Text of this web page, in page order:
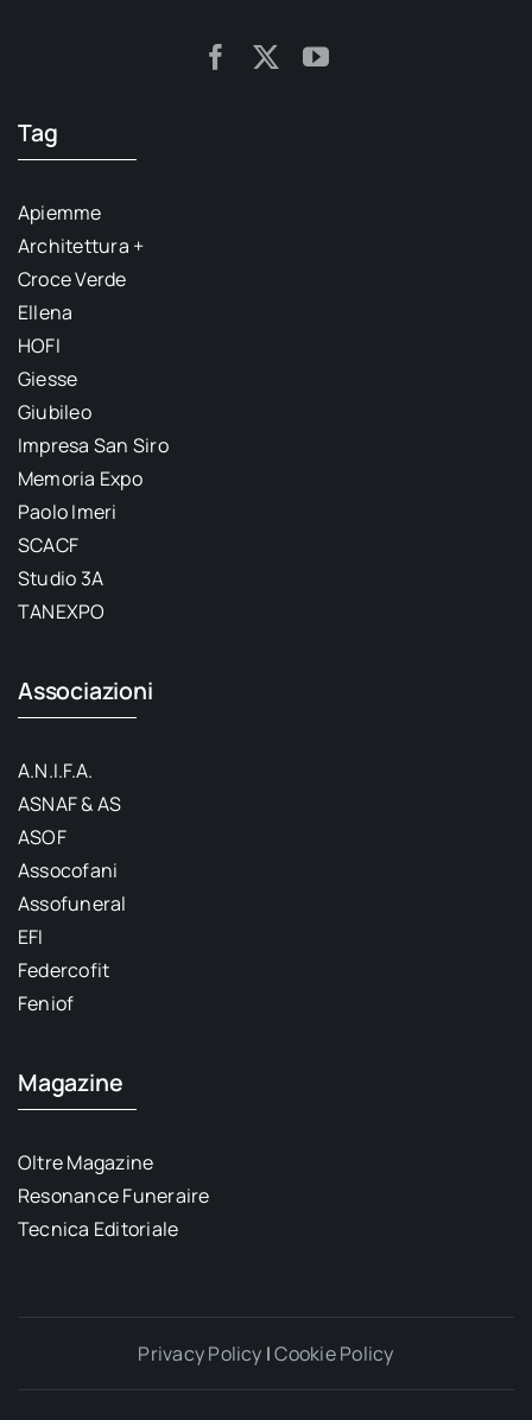
Tag
Apiemme
Architettura +
Croce Verde
Ellena
HOFI
Giesse
Giubileo
Impresa San Siro
Memoria Expo
Paolo Imeri
SCACF
Studio 3A
TANEXPO
Associazioni
A.N.I.F.A.
ASNAF & AS
ASOF
Assocofani
Assofuneral
EFI
Federcofit
Feniof
Magazine
Oltre Magazine
Resonance Funeraire
Tecnica Editoriale
Privacy Policy |Cookie Policy